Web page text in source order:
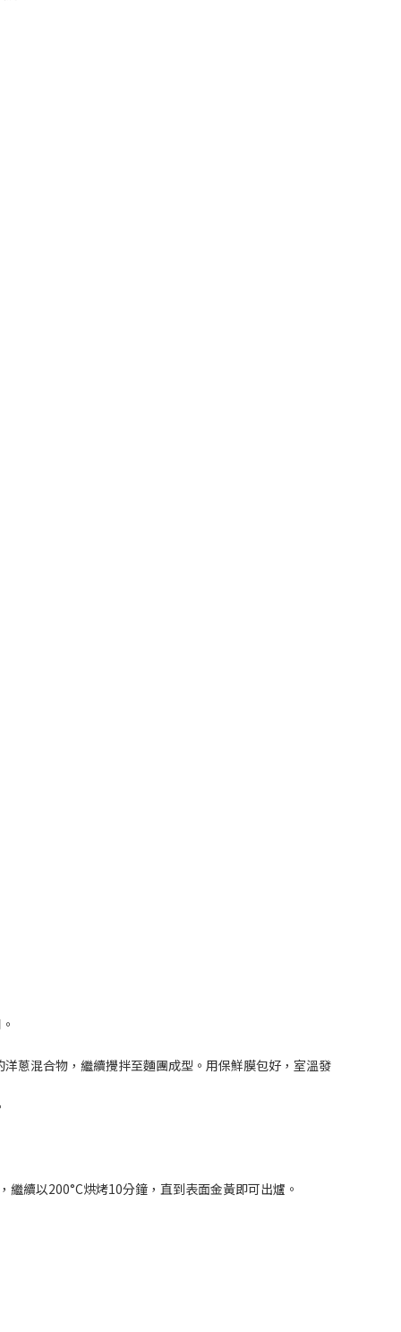
蔥混合物，繼續攪拌至麵團成型。用保鮮膜包好，室溫發
續以200°C烘烤10分鐘，直到表面金黃即可出爐。